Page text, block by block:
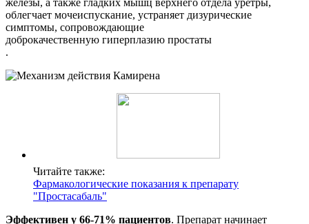
железы, а также гладких мышц верхнего отдела уретры,
облегчает мочеиспускание, устраняет дизурические
симптомы, сопровождающие
доброкачественную гиперплазию простаты
.
Читайте также:
Фармакологические показания к препарату
"Простасабаль"
Эффективен у 66-71% пациентов. Препарат начинает